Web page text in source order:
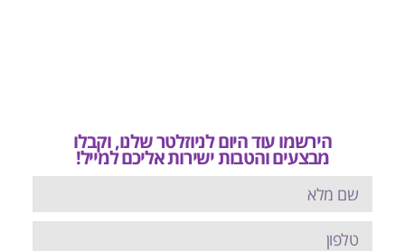
הירשמו עוד היום לניוזלטר שלנו, וקבלו
מבצעים והטבות ישירות אליכם למייל!